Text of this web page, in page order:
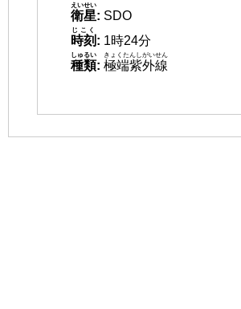
衛星
えいせい
: SDO
時刻
じこく
: 1時24分
種類
しゅるい
: 極端紫外線
きょくたんしがいせん